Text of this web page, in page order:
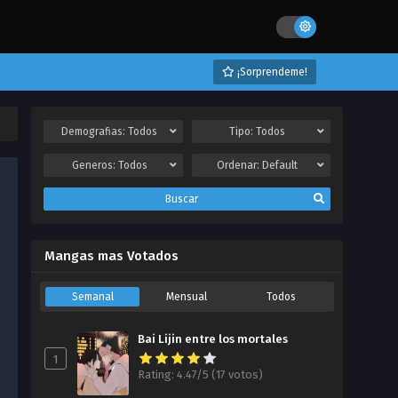
¡Sorprendeme!
Demografias:Todos Tipo:Todos
Generos: Todos Ordenar: Default
Buscar
Mangas mas Votados
Semanal Mensual Todos
1
Bai Lijin entre los mortales
Rating: 4.47/5 (17 votos)